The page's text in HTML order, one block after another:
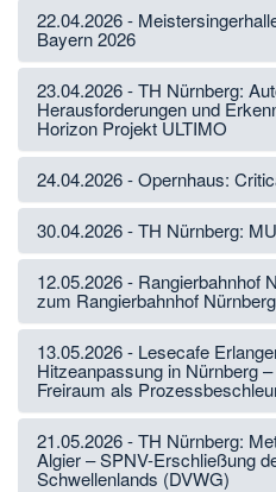
22.04.2026 -
Bayern 2026
23.04.2026 - TH Nürnberg:
Herausforderungen und
Horizon Projekt ULTIMO
24.04.2026 - Opernhaus:
30.04.2026 - TH Nürnberg:
12.05.2026 - Rangierbahnhof
zum Rangierbahnhof
13.05.2026 - Lesecafe
Hitzeanpassung in Nürnberg
Freiraum als
21.05.2026 - TH Nürnberg:
Algier – SPNV-Erschließung
Schwellenlands (DVWG)